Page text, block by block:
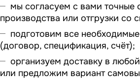
мы согласуем с вами точные
производства или отгрузки со
подготовим все
(договор, спецификация, счёт);
организуем доставку в
или предложим вариант